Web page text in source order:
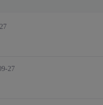
27